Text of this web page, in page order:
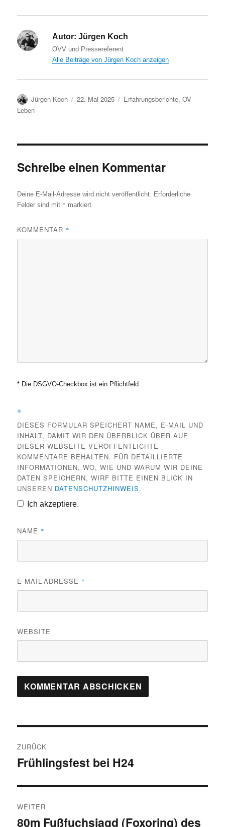
Autor: Jürgen Koch
OVV und Pressereferent
Alle Beiträge von Jürgen Koch anzeigen
Autor
Jürgen Koch
Veröffentlicht
22. Mai 2025 Kategorien
Erfahrungsberichte,OV-
Leben
Schreibe einen Kommentar
Deine E-Mail-Adresse wird nicht veröffentlicht. Erforderliche
Felder sind mit * markiert
KOMMENTAR *
* Die DSGVO-Checkbox ist ein Pflichtfeld
*
DIESES FORMULAR SPEICHERT NAME, E-MAIL UND
INHALT, DAMIT WIR DEN ÜBERBLICK ÜBER AUF
DIESER WEBSEITE VERÖFFENTLICHTE
KOMMENTARE BEHALTEN. FÜR DETAILLIERTE
INFORMATIONEN, WO, WIE UND WARUM WIR DEINE
DATEN SPEICHERN, WIRF BITTE EINEN BLICK IN
UNSEREN DATENSCHUTZHINWEIS.
Ich akzeptiere.
NAME *
E-MAIL-ADRESSE *
WEBSITE
ZURÜCK
Vorheriger
Frühlingsfest bei H24
WEITER
Nächster
80m Fußfuchsjagd (Foxoring) des